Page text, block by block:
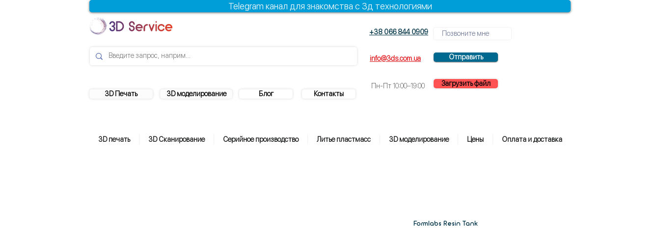
Telegram канал для знакомства с 3д технологиями
3D Печать 3D моделирование Блог Контакты
+38 066 844 0909
info@3ds.com.ua Отправить
Пн-Пт10:00–19:00 Загрузить файл
3D печать 3D Сканирование Серийное производство Литье пластмасс 3D моделирование Цены Оплата и доставка
Formlabs Resin Tank